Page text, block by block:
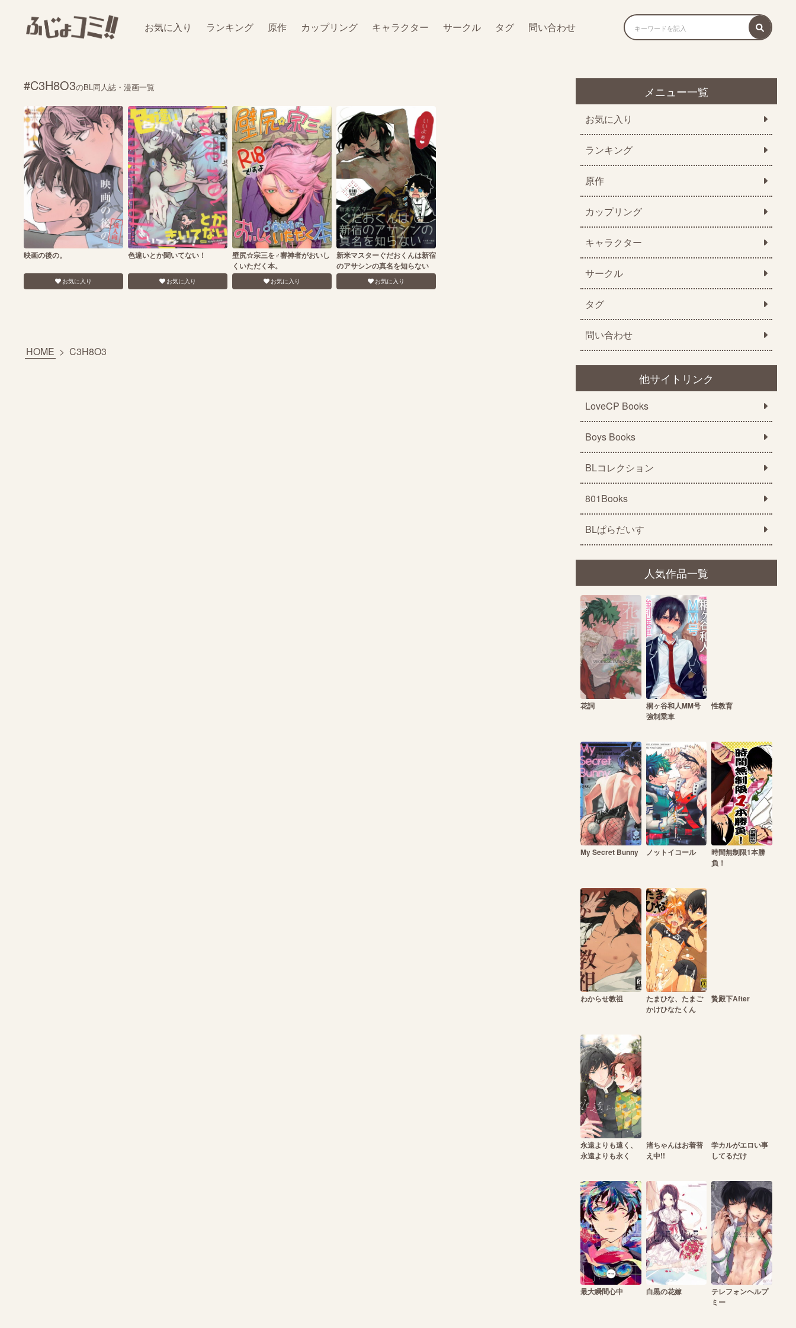
お気に入り ランキング 原作 カップリング キャラクター サークル タグ 問い合わせ
#C3H8O3のBL同人誌・漫画一覧
映画の後の。
お気に入り
色違いとか聞いてない！
お気に入り
壁尻☆宗三を♂審神者がおいし
くいただく本。
お気に入り
新米マスターぐだおくんは新宿
のアサシンの真名を知らない
お気に入り
HOME > C3H8O3
メニュー一覧
お気に入り
ランキング
原作
カップリング
キャラクター
サークル
タグ
問い合わせ
他サイトリンク
LoveCP Books
Boys Books
BLコレクション
801Books
BLぱらだいす
人気作品一覧
花詞
桐ヶ谷和人MM号
強制乗車
性教育
My Secret Bunny ノットイコール
時間無制限1本勝
負！
わからせ教祖
たまひな、たまご
かけひなたくん
贄殿下After
永遠よりも遠く、
永遠よりも永く
渚ちゃんはお着替
え中!!
学カルがエロい事
してるだけ
最大瞬間心中 白黒の花嫁
テレフォンヘルプ
ミー